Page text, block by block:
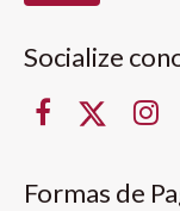
Socialize
Formas de